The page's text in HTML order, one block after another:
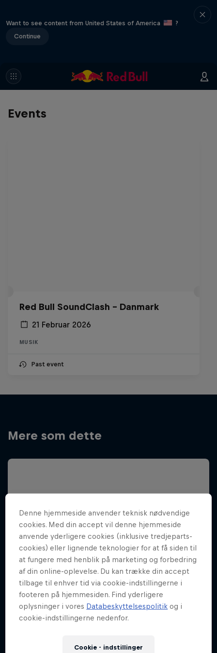
Want to see content from United States of America
?
Continue
Events
Red Bull SoundClash - Danmark
21 Februar 2026
MUSIK
Past event
Mere som dette
Red Bull SoundClash - Danmark
Denne hjemmeside anvender teknisk nødvendige
cookies. Med din accept vil denne hjemmeside
anvende yderligere cookies (inklusive tredjeparts-
cookies) eller lignende teknologier for at få siden til
at fungere med henblik på marketing og forbedring
af din online-oplevelse. Du kan trække din accept
tilbage til enhver tid via cookie-indstillingerne i
footeren på hjemmesiden. Find yderligere
oplysninger i vores Databeskyttelsespolitik og i
cookie-indstillingerne nedenfor.
Cookie - indstillinger